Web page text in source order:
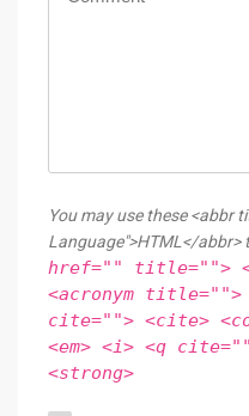
You may use these <abbr
Language">HTML</
href="" title="">
<acronym title="">
cite=""> <cite>
<em> <i> <q
<strong>